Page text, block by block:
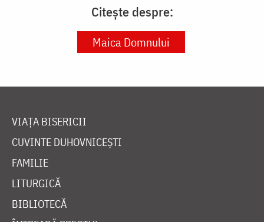
Citește despre:
Maica Domnului
VIAȚA BISERICII
CUVINTE DUHOVNICEȘTI
FAMILIE
LITURGICĂ
BIBLIOTECĂ